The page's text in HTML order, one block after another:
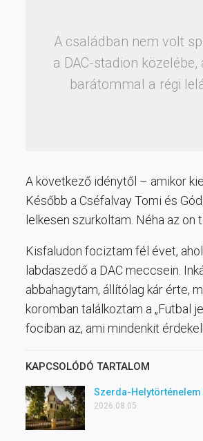
A családban nem volt
a DAC-stadion
barátommal a régi
A következő idénytől – amikor
Később a Cséfalvay Tomi és
lelkesen szurkoltam. Néha az on
Kisfaludon fociztam fél évet,
labdaszedő a DAC meccsein.
abbahagytam, állítólag kár érte,
koromban találkoztam a „Futbal
fociban az, ami mindenkit
KAPCSOLÓDÓ TARTALOM
Szerda-Helytörténelem
2026.08.05.